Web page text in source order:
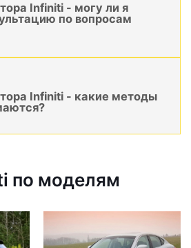
Infiniti - могу ли я
по вопросам
Infiniti - какие методы
по моделям